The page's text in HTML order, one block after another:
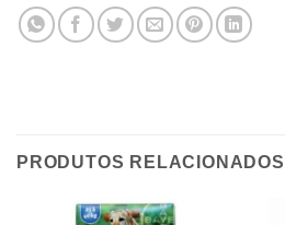
PRODUTOS RELACIONADOS